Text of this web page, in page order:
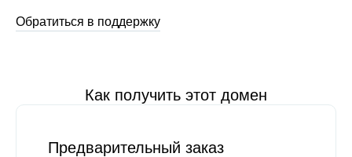
Обратиться в поддержку
Как получить этот домен
Предварительный заказ